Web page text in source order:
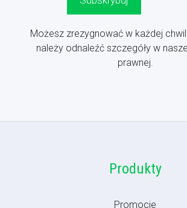
Możesz zrezygnować w każdej
należy odnaleźć szczegóły w
prawnej.
Produkty
Promocje